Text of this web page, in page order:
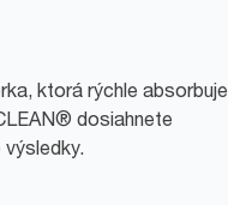
ktorá rýchle absorbuje
dosiahnete